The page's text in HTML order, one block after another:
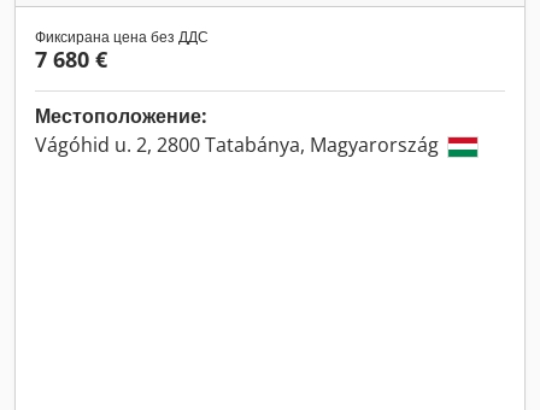
Фиксирана цена без ДДС
7 680 €
Местоположение:
Vágóhid u. 2, 2800 Tatabánya, Magyarország